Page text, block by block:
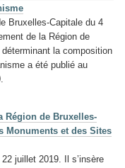
Bruxelles-Capitale du 4
de la Région de
la composition
a été publié au
Région de Bruxelles-
Monuments et des Sites
22 juillet 2019. Il s’insère